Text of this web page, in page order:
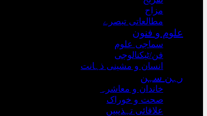
مزاح
مطالعاتی تبصرے
علوم و فنون
سماجی علوم
فن/ٹیکنالوجی
انسان و مشینی ذہانت
رہن سہن
خاندان و معاشرہ
صحت و خوراک
علاقائی تہذیبیں